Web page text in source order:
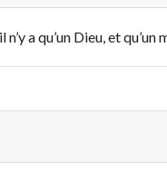
n’y a qu’un Dieu, et